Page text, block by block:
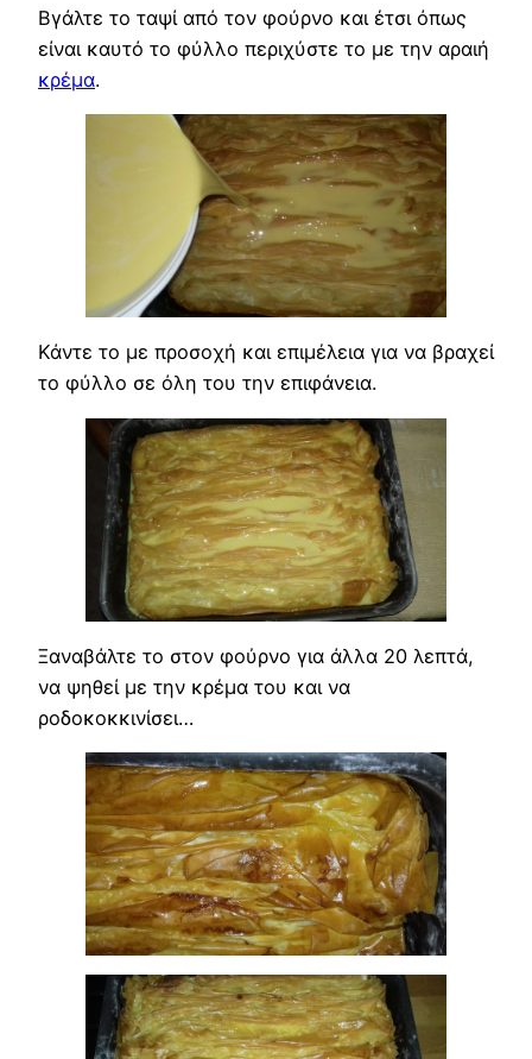
Βγάλτε το ταψί από τον φούρνο και έτσι όπως
είναι καυτό το φύλλο περιχύστε το με την αραιή
κρέμα.
Κάντε το με προσοχή και επιμέλεια για να βραχεί
το φύλλο σε όλη του την επιφάνεια.
Ξαναβάλτε το στον φούρνο για άλλα 20 λεπτά,
να ψηθεί με την κρέμα του και να
ροδοκοκκινίσει…